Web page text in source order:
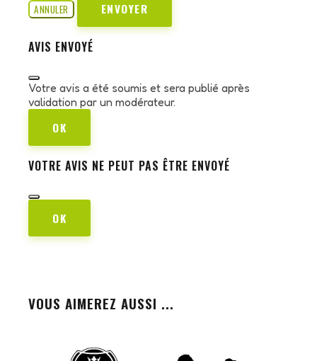
ANNULER ENVOYER
AVIS ENVOYÉ
Votre avis a été soumis et sera publié après
validation par un modérateur.
OK
VOTRE AVIS NE PEUT PAS ÊTRE ENVOYÉ
OK
VOUS AIMEREZ AUSSI ...